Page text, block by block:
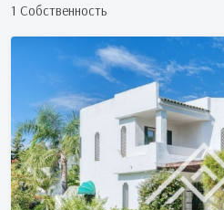
1 Собственность